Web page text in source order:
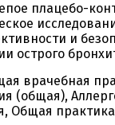
плацебо-
и
острого
врачебная
(общая),
Общая практика